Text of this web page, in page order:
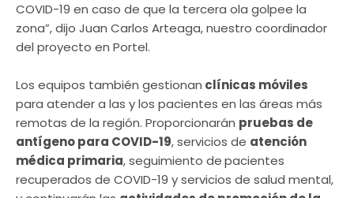
COVID-19 en caso de que la tercera ola golpee la
zona”, dijo Juan Carlos Arteaga, nuestro coordinador
del proyecto en Portel.
Los equipos también gestionan clínicas móviles
para atender a las y los pacientes en las áreas más
remotas de la región. Proporcionarán pruebas de
antígeno para COVID-19, servicios de atención
médica primaria, seguimiento depacientes
recuperados de COVID-19 y servicios de salud mental,